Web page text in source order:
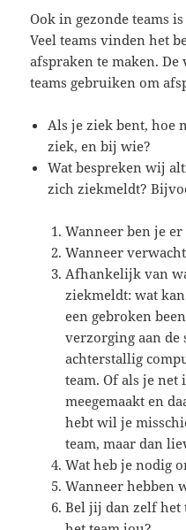
Ook in gezonde teams
Veel teams vinden het
afspraken te maken.
teams gebruiken om
Als je ziek bent, hoe
ziek, en bij wie?
Wat bespreken wij
zich ziekmeldt?
Wanneer ben je er
Wanneer
Afhankelijk van
ziekmeldt: wat
een gebroken
verzorging aan de
achterstallig
team. Of als je net
meegemaakt en
hebt wil je
team, maar dan
Wat heb je nodig
Wanneer hebben
Bel jij dan zelf het